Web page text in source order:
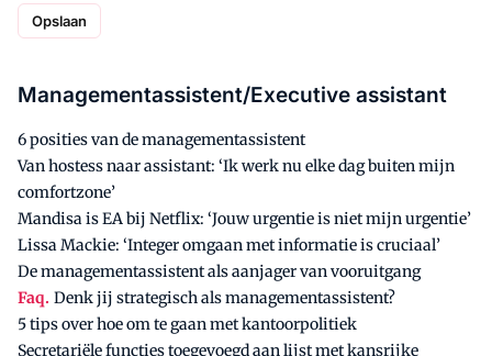
Opslaan
Managementassistent/Executive assistant
6 posities van de managementassistent
Van hostess naar assistant: ‘Ik werk nu elke dag buiten mijn
comfortzone’
Mandisa is EA bij Netflix: ‘Jouw urgentie is niet mijn urgentie’
Lissa Mackie: ‘Integer omgaan met informatie is cruciaal’
De managementassistent als aanjager van vooruitgang
Faq. Denk jij strategisch als managementassistent?
5 tips over hoe om te gaan met kantoorpolitiek
Secretariële functies toegevoegd aan lijst met kansrijke